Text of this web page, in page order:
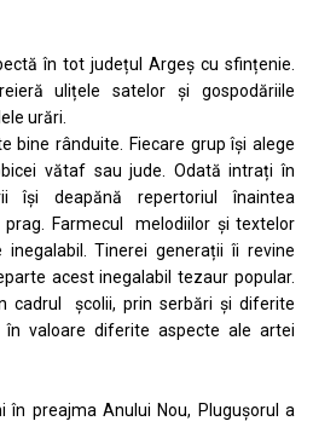
în tot județul Argeș cu sfințenie.
ulițele satelor și gospodăriile
urări.
bine rânduite. Fiecare grup își alege
vătaf sau jude. Odată intrați în
își deapănă repertoriul înaintea
Farmecul melodiilor și textelor
Tinerei generații îi revine
acest inegalabil tezaur popular.
cadrul școlii, prin serbări și diferite
valoare diferite aspecte ale artei
în preajma Anului Nou, Plugușorul a